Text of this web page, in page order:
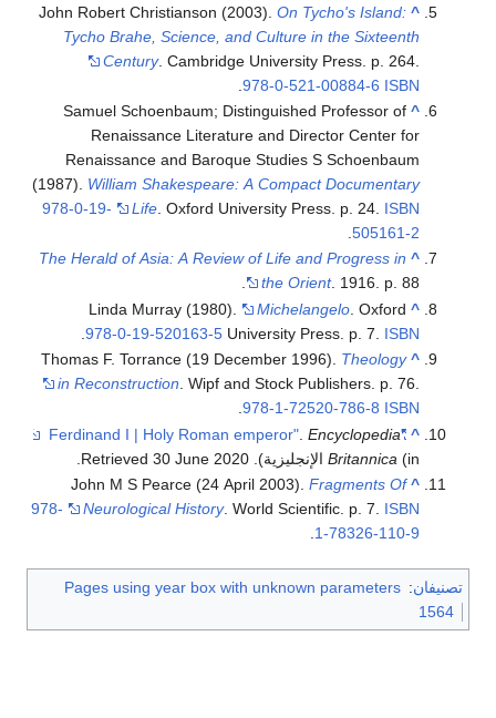
^
John Robert Christianson (2003).On Tycho's Island:
Tycho Brahe, Science, and Culture in the Sixteenth
Century. Cambridge University Press. p. 264.
ISBN
978-0-521-00884-6
.
^
Samuel Schoenbaum; Distinguished Professor of
Renaissance Literature and Director Center for
Renaissance and Baroque Studies S Schoenbaum
(1987). William Shakespeare: A Compact Documentary
Life . Oxford University Press. p. 24. ISBN
978-0-19-
505161-2
.
^
The Herald of Asia: A Review of Life and Progress in
the Orient. 1916. p. 88.
^
Linda Murray (1980). Michelangelo . Oxford
University Press. p. 7. ISBN
978-0-19-520163-5
.
^
Thomas F. Torrance (19 December 1996). Theology
in Reconstruction. Wipf and Stock Publishers. p. 76.
ISBN
978-1-72520-786-8
.
^
"Ferdinand I | Holy Roman emperor"
.Encyclopedia
Britannica (in الإنجليزية) . Retrieved
30 June 2020
^
John M S Pearce (24 April 2003).Fragments Of
Neurological History. World Scientific. p. 7. ISBN
978-
1-78326-110-9
تصنيفان:
Pages using year box with unknown parameters
1564